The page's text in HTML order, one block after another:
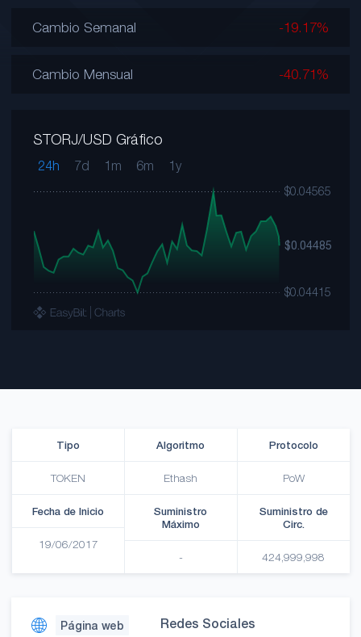
Cambio Semanal -19.17%
Cambio Mensual -40.71%
STORJ/USD Gráfico
24h 7d 1m 6m 1y
Tipo
TOKEN
Algoritmo
Ethash
Protocolo
PoW
Fecha de Inicio
19/06/2017
Suministro
Máximo
-
Suministro de
Circ.
424,999,998
Página web Redes Sociales